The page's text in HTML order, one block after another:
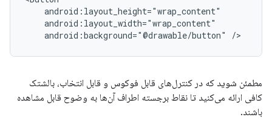
android:background="@drawable/button"
مطمئن شوید که در کنترل‌های قابل فوکوس و قابل انتخاب، بالشتک
کافی ارائه می‌کنید تا نقاط برجسته اطراف آن‌ها به وضوح قابل مشاهده
باشند.